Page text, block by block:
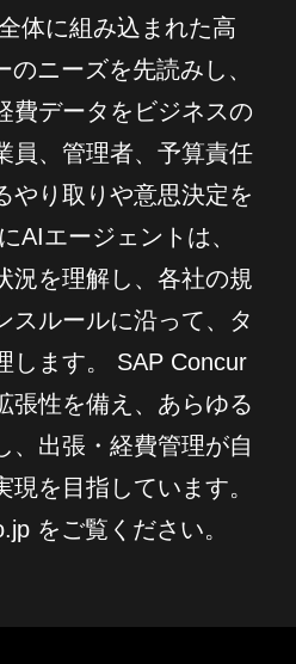
体に組み込まれた高
ニーズを先読みし、
費データをビジネスの
員、管理者、予算責任
やり取りや意思決定を
AIエージェントは、
況を理解し、各社の規
スルールに沿って、タ
します。 SAP Concur
張性を備え、あらゆる
、出張・経費管理が自
を目指しています。
をご覧ください。